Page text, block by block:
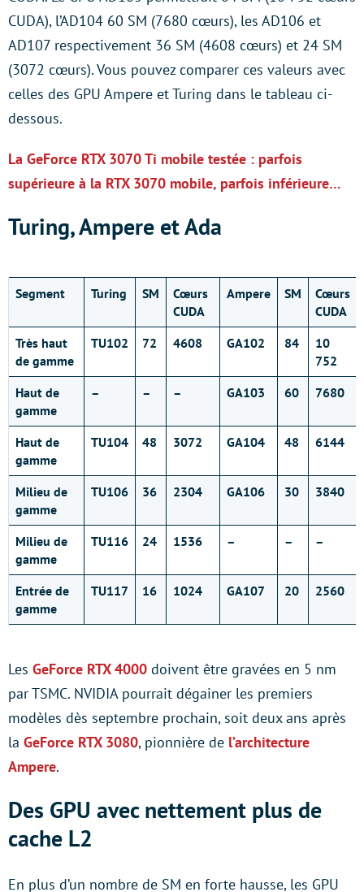
CUDA), l’AD104 60 SM (7680 cœurs), les AD106 et
AD107 respectivement 36 SM (4608 cœurs) et 24 SM
(3072 cœurs). Vous pouvez comparer ces valeurs avec
celles des GPU Ampere et Turing dans le tableau ci-
dessous.
La GeForce RTX 3070 Ti mobile testée : parfois
supérieure à la RTX 3070 mobile, parfois inférieure…
Turing, Ampere et Ada
Segment Turing SM
Cœurs
CUDA
Ampere SM
Cœurs
CUDA
Très haut
de gamme
TU102 72 4608 GA102 84
10
752
Haut de
gamme
– – – GA103 60 7680
Haut de
gamme
TU104 48 3072 GA104 48 6144
Milieu de
gamme
TU106 36 2304 GA106 30 3840
Milieu de
gamme
TU116 24 1536 – – –
Entrée de
gamme
TU117 16 1024 GA107 20 2560
Les GeForce RTX 4000 doivent être gravées en 5 nm
par TSMC. NVIDIA pourrait dégainer les premiers
modèles dès septembre prochain, soit deux ans après
la GeForce RTX 3080, pionnière de l’architecture
Ampere.
Des GPU avec nettement plus de
cache L2
En plus d’un nombre de SM en forte hausse, les GPU